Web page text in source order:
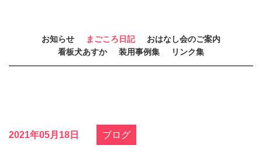
お知らせ まごころ日記
おはなし会のご案内
看板犬あすか
装用事例集 リンク集
2021年05月18日 ブログ